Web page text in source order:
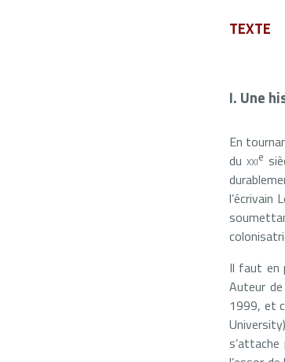
TEXTE
I. Une
En
duxxie
l’écrivain
Il faut en
Auteur de
1999, et